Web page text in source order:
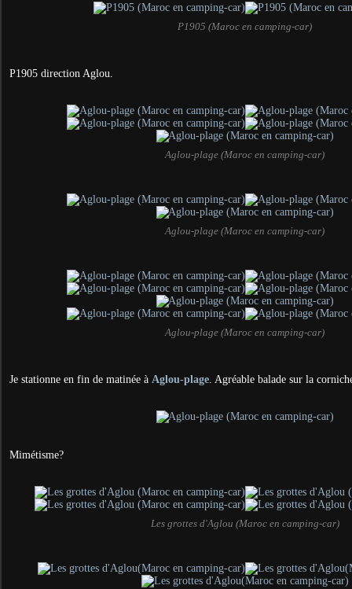
P1905 (Maroc en camping-car)
P1905 direction Aglou.
Aglou-plage (Maroc en camping-car)
Aglou-plage (Maroc en camping-car)
Aglou-plage (Maroc en camping-car)
Je stationne en fin de matinée à Aglou-plage. Agréable balade sur la
Mimétisme?
Les grottes d'Aglou (Maroc en camping-car)